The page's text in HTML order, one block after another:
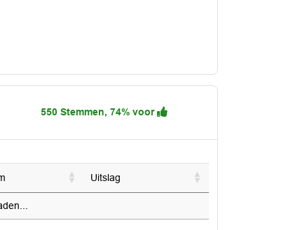
550 Stemmen, 74% voor
Uitslag